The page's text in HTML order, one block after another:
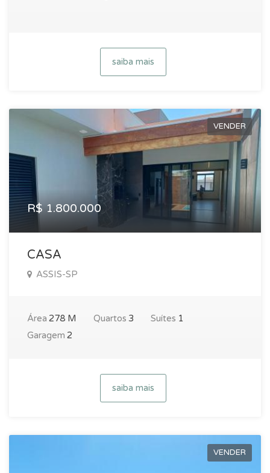
saiba mais
VENDER
R$ 1.800.000
CASA
ASSIS-SP
Área 278 M Quartos 3 Suítes 1
Garagem 2
saiba mais
VENDER